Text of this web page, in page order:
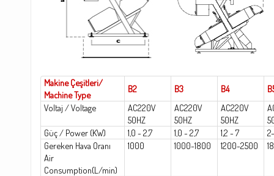
Makine Çeşitleri/
Machine Type
B2 B3 B4
Voltaj / Voltage
AC220V
50HZ
AC220V
50HZ
AC220V
50HZ
Güç / Power (KW)
1,0 - 2,7 1,0 - 2,7 1,2 - 7
Gereken Hava Oranı
Air
Consumption(L/min)
1000 1000-1800 1200-2500